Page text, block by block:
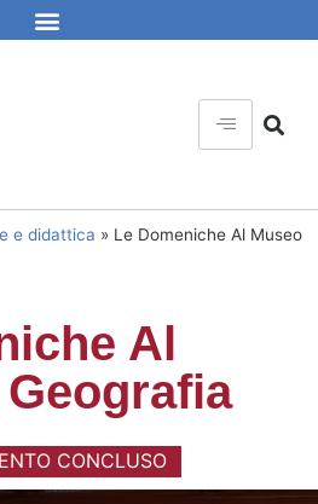
e didattica » Le Domeniche Al Museo
Al
CONCLUSO